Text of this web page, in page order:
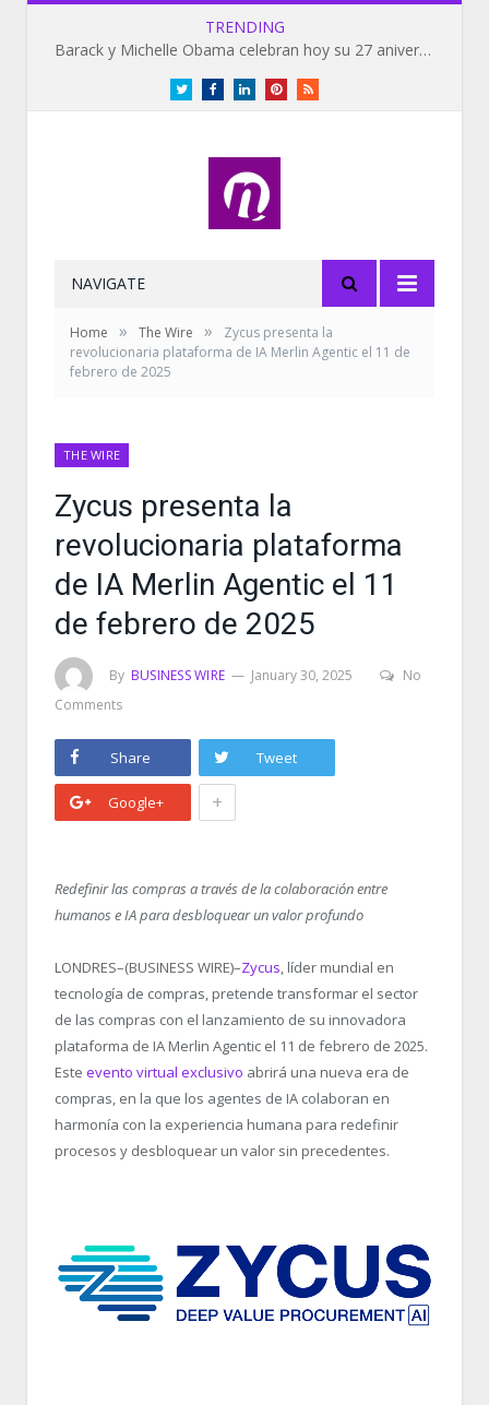
TRENDING
Barack y Michelle Obama celebran hoy su 27 aniversario de bodas
TwitterFacebookLinkedInPinterestRSS
NAVIGATE
Home » The Wire »
Zycus presenta la
revolucionaria plataforma de IA Merlin Agentic el 11 de
febrero de 2025
THE WIRE
Zycus presenta la
revolucionaria plataforma
de IA Merlin Agentic el 11
de febrero de 2025
By BUSINESS WIRE January 30, 2025
No
Comments
Share Tweet
Google+ +
Redefinir las compras a través de la colaboración entre
humanos e IA para desbloquear un valor profundo
LONDRES–(BUSINESS WIRE)–Zycus, líder mundial en
tecnología de compras, pretende transformar el sector
de las compras con el lanzamiento de su innovadora
plataforma de IA Merlin Agentic el 11 de febrero de 2025.
Este evento virtual exclusivo abrirá una nueva era de
compras, en la que los agentes de IA colaboran en
harmonía con la experiencia humana para redefinir
procesos y desbloquear un valor sin precedentes.